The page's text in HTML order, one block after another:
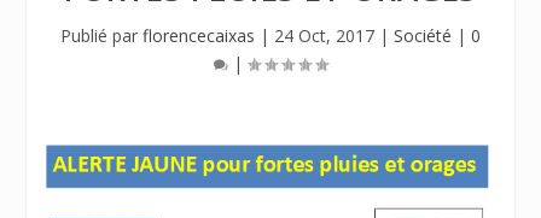
Publié par florencecaixas | 24 Oct, 2017 | Société | 0
|